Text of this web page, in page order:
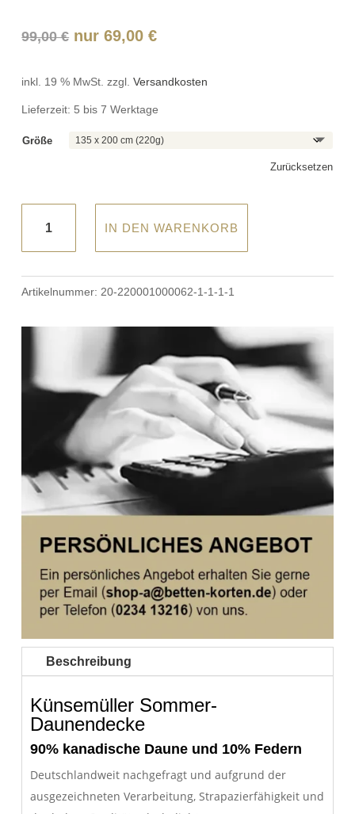
99,00€ Ursprünglicher
war:
nur 69,00€Aktueller
ist:
inkl. 19 % MwSt. zzgl.Versandkosten
Lieferzeit: 5 bis 7 Werktage
Größe
Zurücksetzen
Daunendecke
Menge
IN DEN WARENKORB
Artikelnummer:20-220001000062-1-1-1-1
Beschreibung
Künsemüller Sommer-
Daunendecke
90% kanadische Daune und 10% Federn
Deutschlandweit nachgefragt und aufgrund der
ausgezeichneten Verarbeitung, Strapazierfähigkeit und